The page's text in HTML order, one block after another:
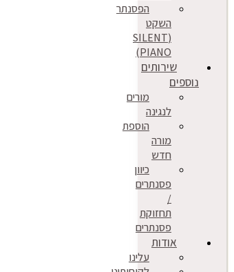
הפסנתר
השקט
(SILENT
PIANO)
שירותים
נוספים
מורים
לנגינה
הוספת
מורה
חדש
כיוון
פסנתרים
/
תחזוקת
פסנתרים
אודות
עלינו